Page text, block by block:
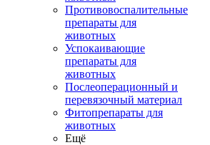
Противовоспалительные
препараты для
животных
Успокаивающие
препараты для
животных
Послеоперационный и
перевязочный материал
Фитопрепараты для
животных
Ещё